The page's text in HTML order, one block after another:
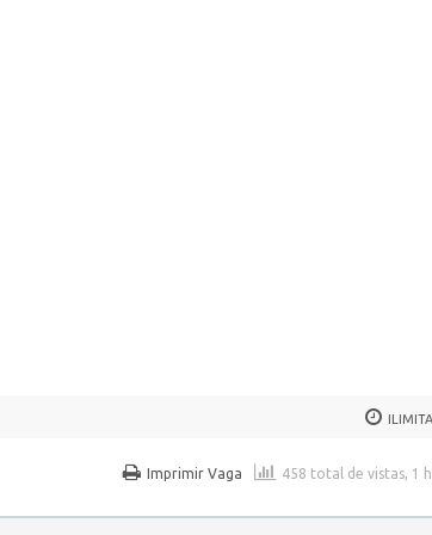
458 total de vistas, 1
Imprimir Vaga